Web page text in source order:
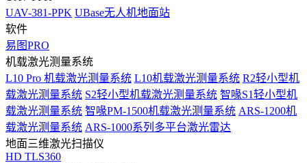
UAV-381-PPK UBase无人机地面站
软件
易图PRO
机载激光测量系统
L10 Pro 机载激光测量系统 L10机载激光测量系统 R2轻小型机
载激光测量系统 S2轻小型机载激光测量系统 智喙S1轻小型机
载激光测量系统 智喙PM-1500机载激光测量系统 ARS-1200机
载激光测量系统 ARS-1000系列多平台激光雷达
地面三维激光扫描仪
HD TLS360